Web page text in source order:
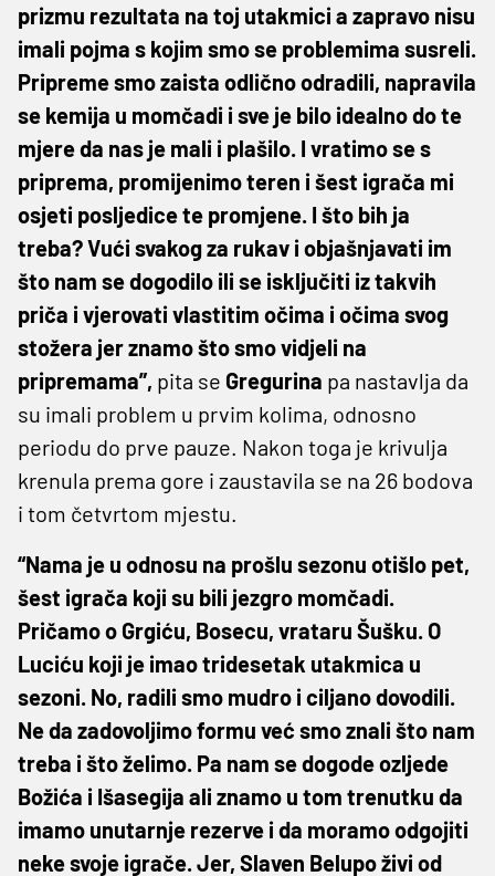
prizmu rezultata na toj utakmici a zapravo nisu
imali pojma s kojim smo se problemima susreli.
Pripreme smo zaista odlično odradili, napravila
se kemija u momčadi i sve je bilo idealno do te
mjere da nas je mali i plašilo. I vratimo se s
priprema, promijenimo teren i šest igrača mi
osjeti posljedice te promjene. I što bih ja
treba? Vući svakog za rukav i objašnjavati im
što nam se dogodilo ili se isključiti iz takvih
priča i vjerovati vlastitim očima i očima svog
stožera jer znamo što smo vidjeli na
pripremama”, pita se Gregurina pa nastavlja da
su imali problem u prvim kolima, odnosno
periodu do prve pauze. Nakon toga je krivulja
krenula prema gore i zaustavila se na 26 bodova
i tom četvrtom mjestu.
“Nama je u odnosu na prošlu sezonu otišlo pet,
šest igrača koji su bili jezgro momčadi.
Pričamo o Grgiću, Bosecu, vrataru Šušku. O
Luciću koji je imao tridesetak utakmica u
sezoni. No, radili smo mudro i ciljano dovodili.
Ne da zadovoljimo formu već smo znali što nam
treba i što želimo. Pa nam se dogode ozljede
Božića i Išasegija ali znamo u tom trenutku da
imamo unutarnje rezerve i da moramo odgojiti
neke svoje igrače. Jer, Slaven Belupo živi od